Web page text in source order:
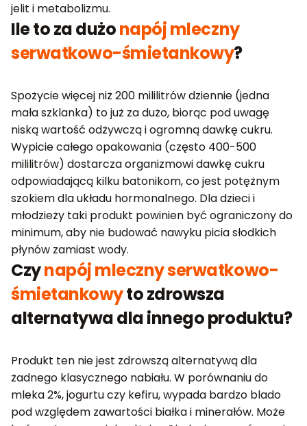
jelit i metabolizmu.
Ile to za dużonapój mleczny
serwatkowo-śmietankowy?
Spożycie więcej niż 200 mililitrów dziennie (jedna
mała szklanka) to już za dużo, biorąc pod uwagę
niską wartość odżywczą i ogromną dawkę cukru.
Wypicie całego opakowania (często 400-500
mililitrów) dostarcza organizmowi dawkę cukru
odpowiadającą kilku batonikom, co jest potężnym
szokiem dla układu hormonalnego. Dla dzieci i
młodzieży taki produkt powinien być ograniczony do
minimum, aby nie budować nawyku picia słodkich
płynów zamiast wody.
Czynapój mleczny serwatkowo-
śmietankowyto zdrowsza
alternatywa dla innego produktu?
Produkt ten nie jest zdrowszą alternatywą dla
żadnego klasycznego nabiału. W porównaniu do
mleka 2%, jogurtu czy kefiru, wypada bardzo blado
pod względem zawartości białka i minerałów. Może